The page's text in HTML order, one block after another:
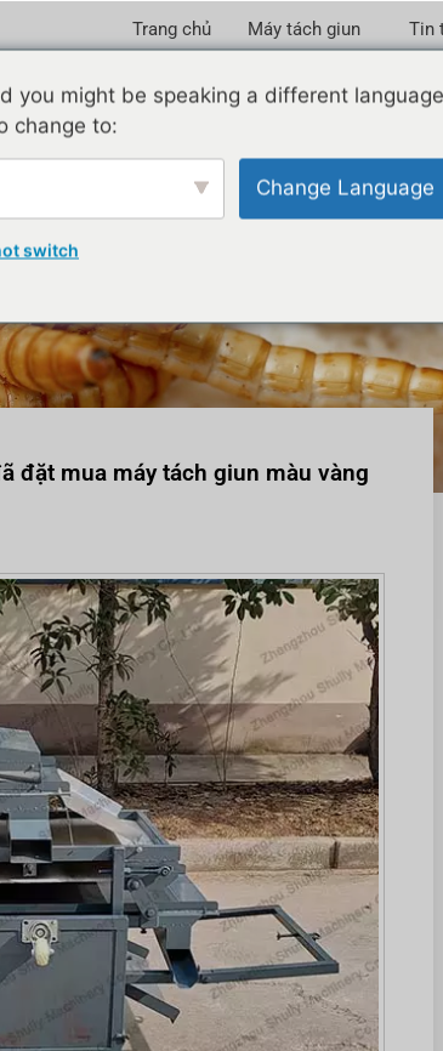
Trang chủ Máy tách giun Tin
vàng thứ 5 được
đặt mua máy tách giun màu vàng
you might be speaking a different
change to:
Change Language
switch